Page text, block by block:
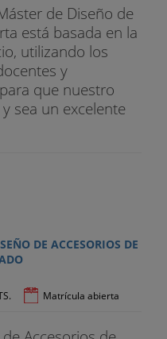
de Diseño de
está basada en la
utilizando los
y
que nuestro
sea un excelente
DE ACCESORIOS DE
Matrícula abierta